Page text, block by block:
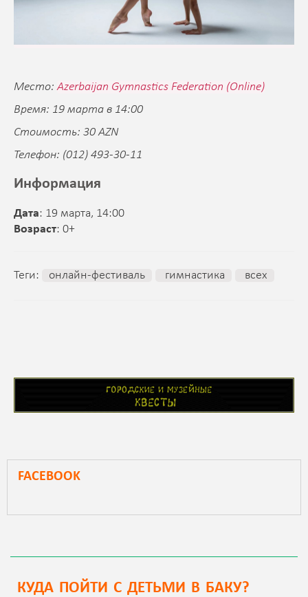
Место:Azerbaijan Gymnastics Federation (Online)
Время: 19 марта в 14:00
Стоимость: 30 AZN
Телефон: (012) 493-30-11
Информация
Дата: 19 марта, 14:00
Возраст: 0+
Теги: онлайн-фестиваль гимнастика всех
FACEBOOK
КУДА ПОЙТИ С ДЕТЬМИ В БАКУ?